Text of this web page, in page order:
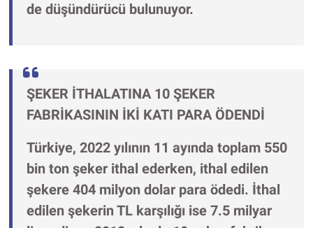
de düşündürücü bulunuyor.
ŞEKER İTHALATINA 10 ŞEKER
FABRİKASININ İKİ KATI PARA ÖDENDİ
Türkiye, 2022 yılının 11 ayında toplam 550
bin ton şeker ithal ederken, ithal edilen
şekere 404 milyon dolar para ödedi. İthal
edilen şekerin TL karşılığı ise 7.5 milyar